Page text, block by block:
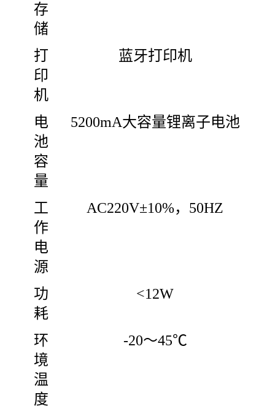
存
储
打
印
机
蓝牙打印机
电
池
容
量
5200mA大容量锂离子电池
工
作
电
源
AC220V±10%，50HZ
功
耗
<12W
环
境
温
度
-20～45℃